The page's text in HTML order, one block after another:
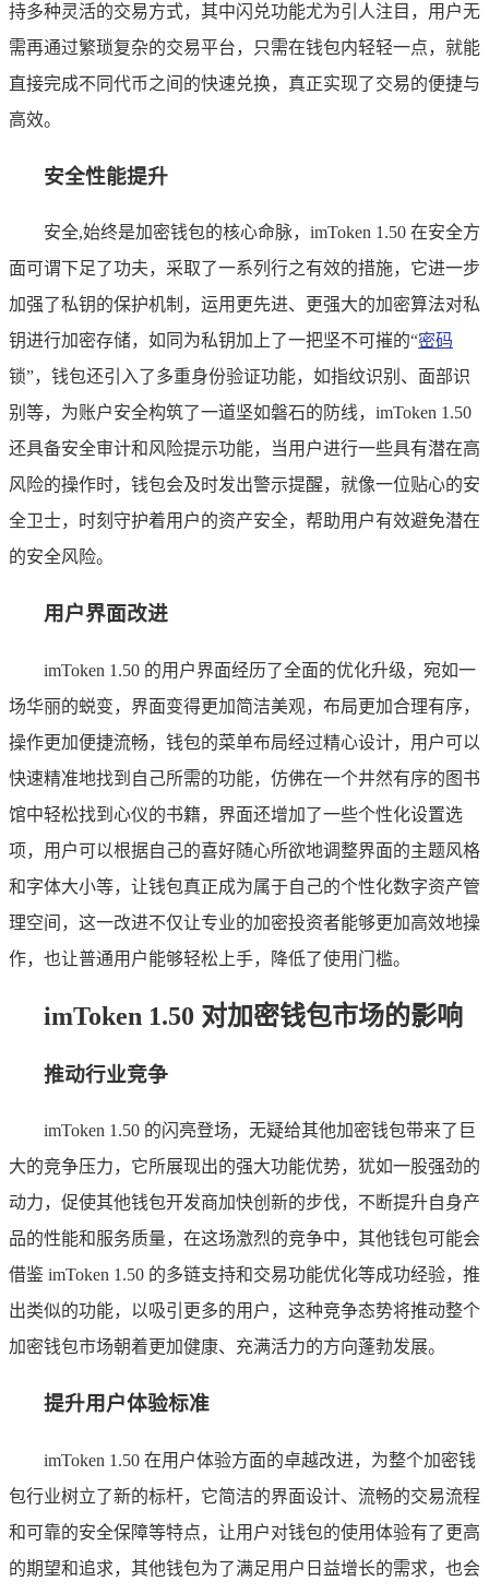
持多种灵活的交易方式，其中闪兑功能尤为引人注目，用户无
需再通过繁琐复杂的交易平台，只需在钱包内轻轻一点，就能
直接完成不同代币之间的快速兑换，真正实现了交易的便捷与
高效。
安全性能提升
安全,始终是加密钱包的核心命脉，imToken 1.50 在安全方
面可谓下足了功夫，采取了一系列行之有效的措施，它进一步
加强了私钥的保护机制，运用更先进、更强大的加密算法对私
钥进行加密存储，如同为私钥加上了一把坚不可摧的“密码
锁”，钱包还引入了多重身份验证功能，如指纹识别、面部识
别等，为账户安全构筑了一道坚如磐石的防线，imToken 1.50
还具备安全审计和风险提示功能，当用户进行一些具有潜在高
风险的操作时，钱包会及时发出警示提醒，就像一位贴心的安
全卫士，时刻守护着用户的资产安全，帮助用户有效避免潜在
的安全风险。
用户界面改进
imToken 1.50 的用户界面经历了全面的优化升级，宛如一
场华丽的蜕变，界面变得更加简洁美观，布局更加合理有序，
操作更加便捷流畅，钱包的菜单布局经过精心设计，用户可以
快速精准地找到自己所需的功能，仿佛在一个井然有序的图书
馆中轻松找到心仪的书籍，界面还增加了一些个性化设置选
项，用户可以根据自己的喜好随心所欲地调整界面的主题风格
和字体大小等，让钱包真正成为属于自己的个性化数字资产管
理空间，这一改进不仅让专业的加密投资者能够更加高效地操
作，也让普通用户能够轻松上手，降低了使用门槛。
imToken 1.50 对加密钱包市场的影响
推动行业竞争
imToken 1.50 的闪亮登场，无疑给其他加密钱包带来了巨
大的竞争压力，它所展现出的强大功能优势，犹如一股强劲的
动力，促使其他钱包开发商加快创新的步伐，不断提升自身产
品的性能和服务质量，在这场激烈的竞争中，其他钱包可能会
借鉴 imToken 1.50 的多链支持和交易功能优化等成功经验，推
出类似的功能，以吸引更多的用户，这种竞争态势将推动整个
加密钱包市场朝着更加健康、充满活力的方向蓬勃发展。
提升用户体验标准
imToken 1.50 在用户体验方面的卓越改进，为整个加密钱
包行业树立了新的标杆，它简洁的界面设计、流畅的交易流程
和可靠的安全保障等特点，让用户对钱包的使用体验有了更高
的期望和追求，其他钱包为了满足用户日益增长的需求，也会